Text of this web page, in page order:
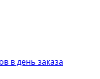
в день заказа